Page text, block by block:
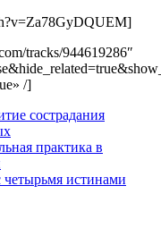
tracks/944619286″
/]
сострадания
практика в
истинами